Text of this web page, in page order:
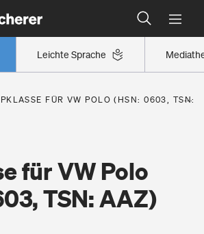
Leichte Sprache
Versicherer finden
ist Ihre Region eingestuft
Jetzt Versicherer finden
FÜR VW POLO (HSN: 0603, TSN:
für VW Polo
TSN: AAZ)